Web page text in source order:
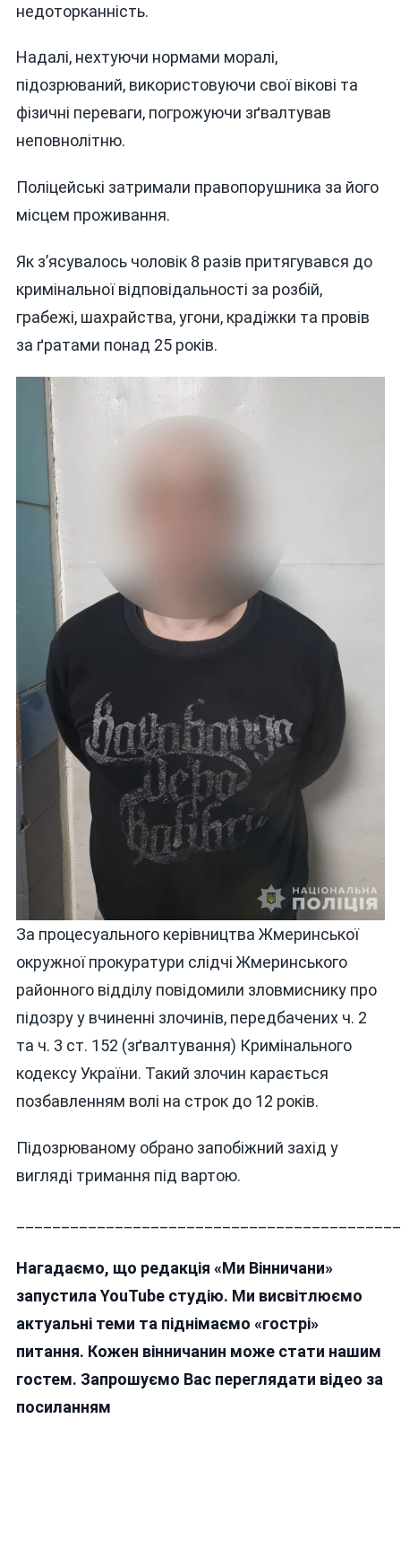
недоторканність.
Надалі, нехтуючи нормами моралі,
підозрюваний, використовуючи свої вікові та
фізичні переваги, погрожуючи зґвалтував
неповнолітню.
Поліцейські затримали правопорушника за його
місцем проживання.
Як з’ясувалось чоловік 8 разів притягувався до
кримінальної відповідальності за розбій,
грабежі, шахрайства, угони, крадіжки та провів
за ґратами понад 25 років.
За процесуального керівництва Жмеринської
окружної прокуратури слідчі Жмеринського
районного відділу повідомили зловмиснику про
підозру у вчиненні злочинів, передбачених ч. 2
та ч. 3 ст. 152 (зґвалтування) Кримінального
кодексу України. Такий злочин карається
позбавленням волі на строк до 12 років.
Підозрюваному обрано запобіжний захід у
вигляді тримання під вартою.
Нагадаємо, що редакція «Ми Вінничани»
запустила YouTube студію. Ми висвітлюємо
актуальні теми та піднімаємо «гострі»
питання. Кожен вінничанин може стати нашим
гостем. Запрошуємо Вас переглядати відео за
посиланням